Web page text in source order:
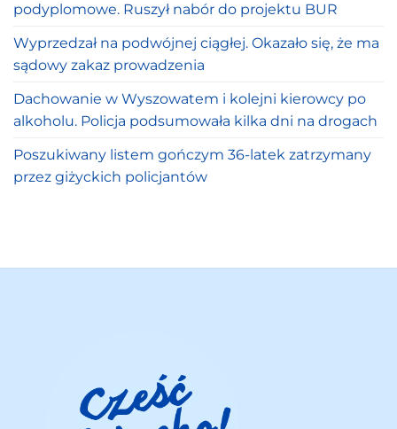
podyplomowe. Ruszył nabór do projektu BUR
Wyprzedzał na podwójnej ciągłej. Okazało się, że ma
sądowy zakaz prowadzenia
Dachowanie w Wyszowatem i kolejni kierowcy po
alkoholu. Policja podsumowała kilka dni na drogach
Poszukiwany listem gończym 36-latek zatrzymany
przez giżyckich policjantów